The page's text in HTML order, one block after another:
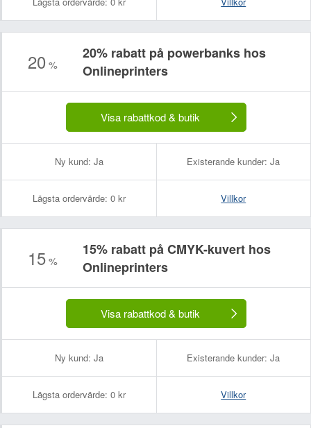
20 %
20% rabatt på powerbanks hos
Onlineprinters
Visa rabattkod & butik
Ny kund: Ja Existerande kunder: Ja
Lägsta ordervärde: 0 kr Villkor
15 %
15% rabatt på CMYK-kuvert hos
Onlineprinters
Visa rabattkod & butik
Ny kund: Ja Existerande kunder: Ja
Lägsta ordervärde: 0 kr Villkor